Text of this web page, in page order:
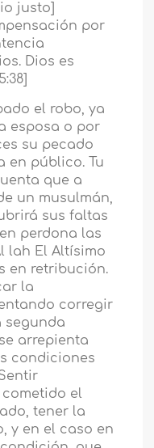
justo]
por
Dios es
el robo, ya
esposa o por
su pecado
en público. Tu
que a
un musulmán,
sus faltas
perdona las
lah El Altísimo
en retribución.
la
corregir
segunda
arrepienta
condiciones
el
tener la
y en el caso en